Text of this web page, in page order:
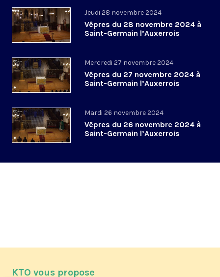
Jeudi 28 novembre 2024
Vêpres du 28 novembre 2024 à
Saint-Germain l’Auxerrois
Mercredi 27 novembre 2024
Vêpres du 27 novembre 2024 à
Saint-Germain l’Auxerrois
Mardi 26 novembre 2024
Vêpres du 26 novembre 2024 à
Saint-Germain l’Auxerrois
KTO vous propose